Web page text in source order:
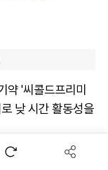
약 '씨콜드프리미
낮 시간 활동성을
에서 운전하는 행